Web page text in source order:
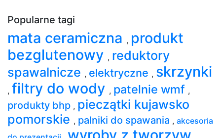
Popularne tagi
mata ceramiczna , produkt
bezglutenowy , reduktory
spawalnicze , elektryczne , skrzynki
, filtry do wody , patelnie wmf ,
produkty bhp , pieczątki kujawsko
pomorskie , palniki do spawania , akcesoria